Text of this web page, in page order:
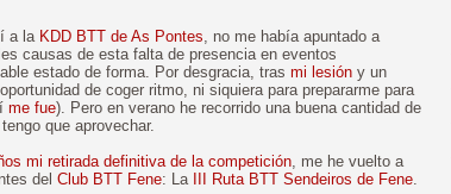
a la KDD BTT de As Pontes, no me había apuntado a
causas de esta falta de presencia en eventos
estado de forma. Por desgracia, tras mi lesión y un
de coger ritmo, ni siquiera para prepararme para
me fue). Pero en verano he recorrido una buena cantidad de
que aprovechar.
mi retirada definitiva de la competición, me he vuelto a
del Club BTT Fene: La III Ruta BTT Sendeiros de Fene.